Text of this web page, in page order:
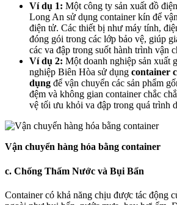
Ví dụ 1: Một công ty sản xuất đồ
Long An sử dụng container kín để
điện tử. Các thiết bị như máy tính,
đóng gói trong các lớp bảo vệ, giúp
các va đập trong suốt hành trình vận
Ví dụ 2: Một doanh nghiệp sản xuất
nghiệp Biên Hòa sử dụng container
dụng để vận chuyển các sản phẩm
đệm và không gian container chắc
vệ tối ưu khỏi va đập trong quá trình
Vận chuyển hàng hóa bằng container
c. Chống Thấm Nước và Bụi Bẩn
Container có khả năng chịu được tác động